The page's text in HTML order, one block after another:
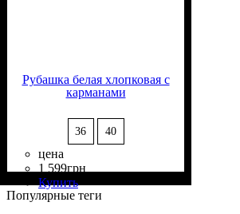
Рубашка белая хлопковая с
карманами
36 40
цена
1 599грн
Купить
Состав ткани
5% Эластан
Крой: свободный
Длина: классическая
Длина рукава
Стиль: casual
Популярные теги